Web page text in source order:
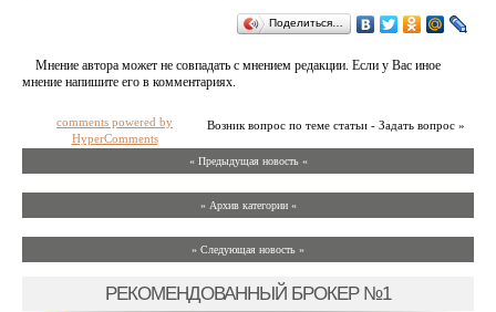
Поделиться…
Мнение автора может не совпадать с мнением редакции. Если у Вас иное
мнение напишите его в комментариях.
Возник вопрос по теме статьи - Задать вопрос »
comments powered by
HyperComments
« Предыдущая новость «
» Архив категории «
» Следующая новость »
РЕКОМЕНДОВАННЫЙ БРОКЕР №1